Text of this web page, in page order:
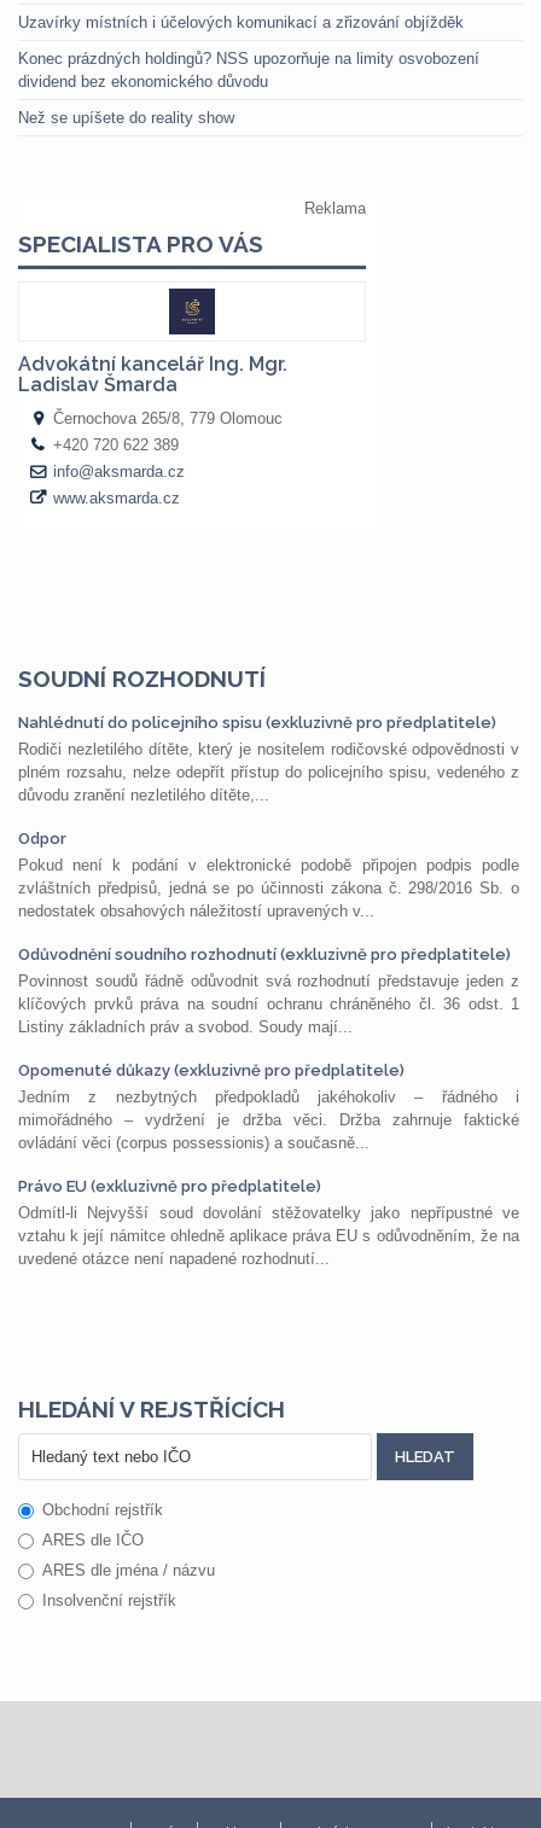
Uzavírky místních i účelových komunikací a zřizování objížděk
Konec prázdných holdingů? NSS upozorňuje na limity osvobození
dividend bez ekonomického důvodu
Než se upíšete do reality show
SOUDNÍ ROZHODNUTÍ
Nahlédnutí do policejního spisu (exkluzivně pro předplatitele)
Rodiči nezletilého dítěte, který je nositelem rodičovské odpovědnosti v
plném rozsahu, nelze odepřít přístup do policejního spisu, vedeného z
důvodu zranění nezletilého dítěte,...
Odpor
Pokud není k podání v elektronické podobě připojen podpis podle
zvláštních předpisů, jedná se po účinnosti zákona č. 298/2016 Sb. o
nedostatek obsahových náležitostí upravených v...
Odůvodnění soudního rozhodnutí (exkluzivně pro předplatitele)
Povinnost soudů řádně odůvodnit svá rozhodnutí představuje jeden z
klíčových prvků práva na soudní ochranu chráněného čl. 36 odst. 1
Listiny základních práv a svobod. Soudy mají...
Opomenuté důkazy (exkluzivně pro předplatitele)
Jedním z nezbytných předpokladů jakéhokoliv – řádného i
mimořádného – vydržení je držba věci. Držba zahrnuje faktické
ovládání věci (corpus possessionis) a současně...
Právo EU (exkluzivně pro předplatitele)
Odmítl-li Nejvyšší soud dovolání stěžovatelky jako nepřípustné ve
vztahu k její námitce ohledně aplikace práva EU s odůvodněním, že na
uvedené otázce není napadené rozhodnutí...
HLEDÁNÍ V REJSTŘÍCÍCH
Obchodní rejstřík
ARES dle IČO
ARES dle jména / názvu
Insolvenční rejstřík